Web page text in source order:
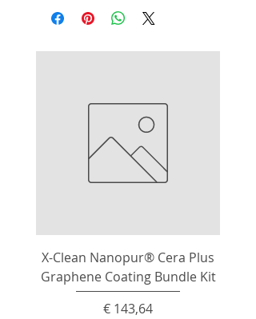
Keramik und Glas. Auch zur
Reinigung von Kontakten und
X-Clean Nanopur® Cera Plus
Graphene Coating Bundle Kit
Preis
€ 143,64